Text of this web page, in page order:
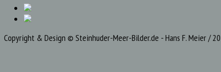
Copyright & Design © Steinhuder-Meer-Bilder.de - Hans F. Meier /